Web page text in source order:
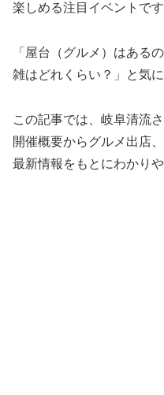
楽しめる注目イベントです
「屋台（グルメ）はある
雑はどれくらい？」と気
この記事では、岐阜清流
開催概要からグルメ出店
最新情報をもとにわかり